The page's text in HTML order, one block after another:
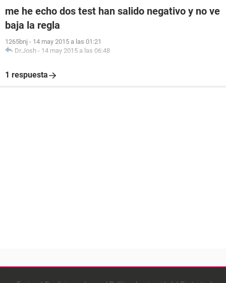
me he echo dos test han salido negativo y no ve
baja la regla
1265bnj - 14 may 2015 a las 01:21
Dr.Josh - 14 may 2015 a las 06:48
1 respuesta